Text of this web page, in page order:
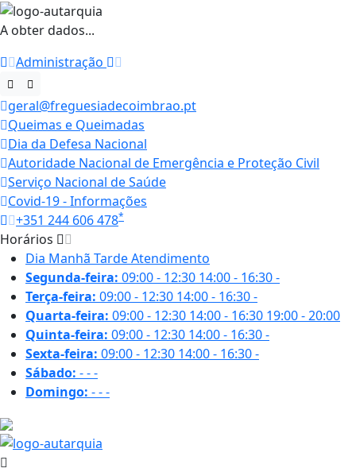
A obter dados...
Administração
geral@freguesiadecoimbrao.pt
Queimas e Queimadas
Dia da Defesa Nacional
Autoridade Nacional de Emergência e Proteção Civil
Serviço Nacional de Saúde
Covid-19 - Informações
+351 244 606 478*
Horários
Dia Manhã TardeAtendimento
Segunda-feira: 09:00 - 12:30 14:00 - 16:30-
Terça-feira: 09:00 - 12:30 14:00 - 16:30-
Quarta-feira: 09:00 - 12:30 14:00 - 16:30 19:00 - 20:00
Quinta-feira: 09:00 - 12:30 14:00 - 16:30-
Sexta-feira: 09:00 - 12:30 14:00 - 16:30-
Sábado: ---
Domingo: ---